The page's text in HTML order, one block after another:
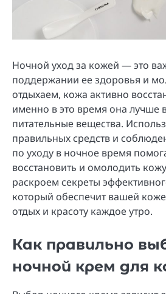
Ночной уход за кожей — это
поддержании ее здоровья и
отдыхаем, кожа активно
именно в это время она лучше
питательные вещества.
правильных средств и
по уходу в ночное время
восстановить и омолодить
раскроем секреты
который обеспечит вашей
отдых и красоту каждое утро.
Как правильно
ночной крем для